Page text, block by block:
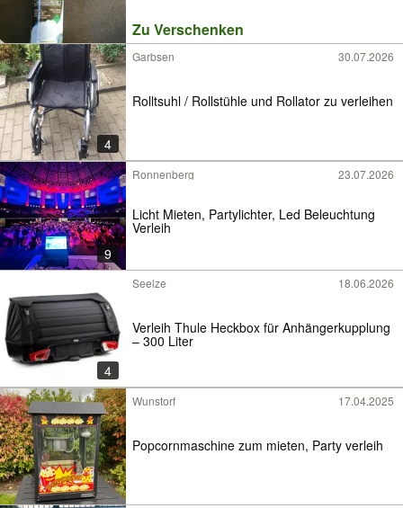
Zu Verschenken
4
Garbsen 30.07.2026
Rolltsuhl / Rollstühle und Rollator zu verleihen
9
Ronnenberg 23.07.2026
Licht Mieten, Partylichter, Led Beleuchtung
Verleih
4
Seelze 18.06.2026
Verleih Thule Heckbox für Anhängerkupplung
– 300 Liter
Wunstorf 17.04.2025
Popcornmaschine zum mieten, Party verleih